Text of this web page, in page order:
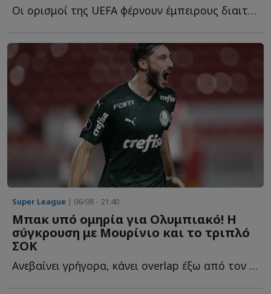
Οι ορισμοί της UEFA φέρνουν έμπειρους διαιτητές στις ε...
Super League | 06/08 - 21:40
Μπακ υπό ομηρία για Ολυμπιακό! Η
σύγκρουση με Μουρίνιο και το τριπλό
ΣΟΚ
Ανεβαίνει γρήγορα, κάνει overlap έξω από τον εξτρέμ, πατά σ...